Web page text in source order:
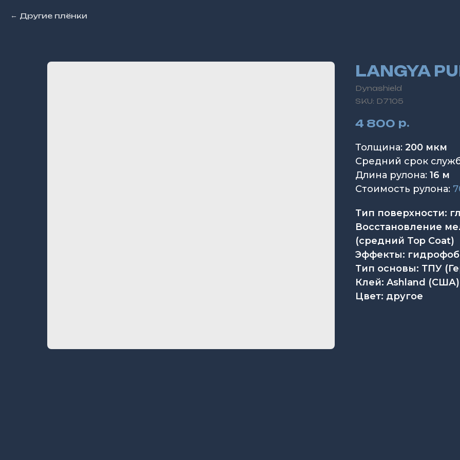
Другие плёнки
LANGYA
Dynashield
SKU: D7105
4 800 р.
Толщина: 200 мкм
Средний срок
Длина рулона: 16 м
Стоимость рулона:
Тип поверхности:
Восстановление
(средний Top Coat)
Эффекты:
Тип основы: ТПУ
Клей: Ashland (США)
Цвет: другое